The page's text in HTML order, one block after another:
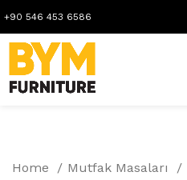
+90 546 453 6586
Home Mutfak Masaları